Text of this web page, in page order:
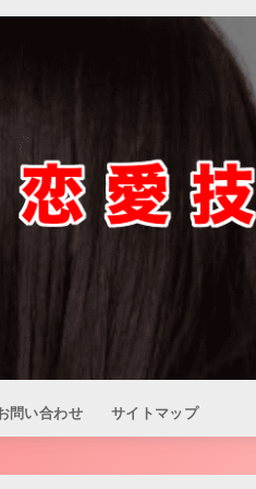
問い合わせ サイトマップ